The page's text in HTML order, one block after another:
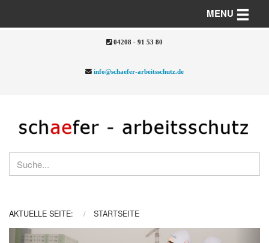
04208 - 91 53 80
info@schaefer-arbeitsschutz.de
MENU Toggle
AKTUELLE SEITE: STARTSEITE
Previous